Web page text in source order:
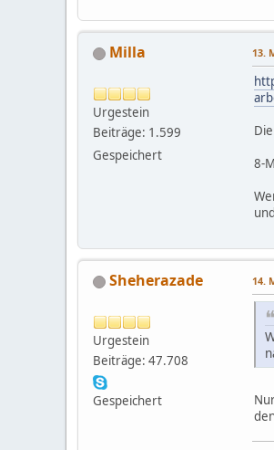
Milla
Urgestein
Beiträge: 1.599
Gespeichert
13.
8-
Sheherazade
Urgestein
Beiträge: 47.708
Gespeichert
14.